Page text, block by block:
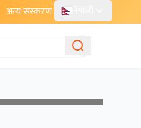
अन्य संस्करण